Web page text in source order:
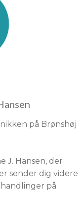
på Brønshøj
J. Hansen, der
sender dig videre
på